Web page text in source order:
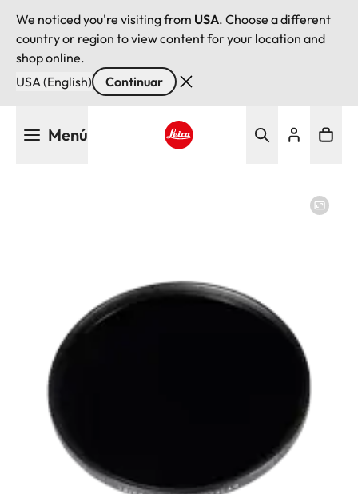
We noticed you're visiting from USA. Choose a different
country or region to view content for your location and
shop online.
USA (English)
Continuar
Menú